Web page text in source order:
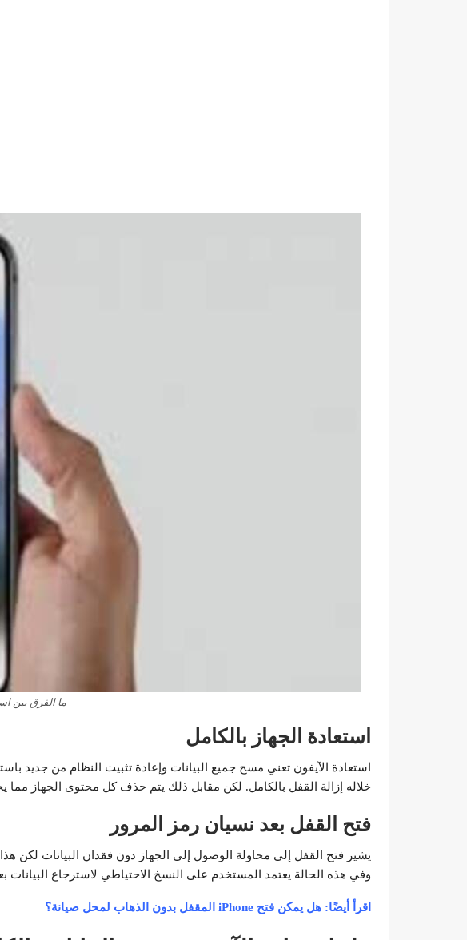
ما الفرق بين
استعادة الجهاز بالكامل
خلاله إزالة القفل بالكامل. لكن مقابل ذلك يتم حذف كل محتوى الجهاز مما
فتح القفل بعد نسيان رمز المرور
وفي هذه الحالة يعتمد المستخدم على النسخ الاحتياطي لاسترجاع البيانات
اقرأ أيضًا: هل يمكن فتح iPhone المقفل بدون الذهاب لمحل صيانة؟